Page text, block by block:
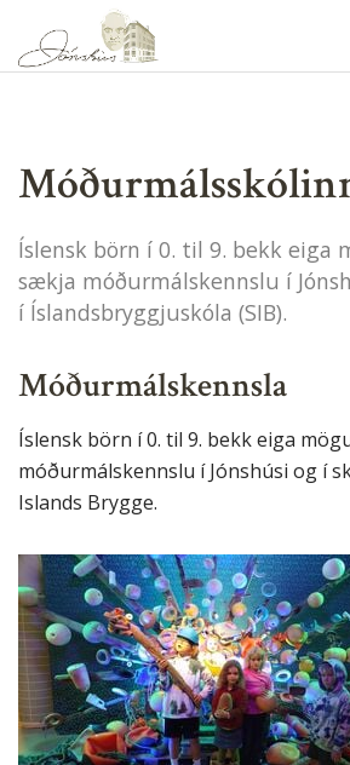
Íslensk börn í 0. til 9. bekk eiga
sækja móðurmálskennslu í
í Íslandsbryggjuskóla (SIB).
Móðurmálskennsla
Íslensk börn í 0. til 9. bekk eiga
móðurmálskennslu í Jónshúsi og í
Islands Brygge.